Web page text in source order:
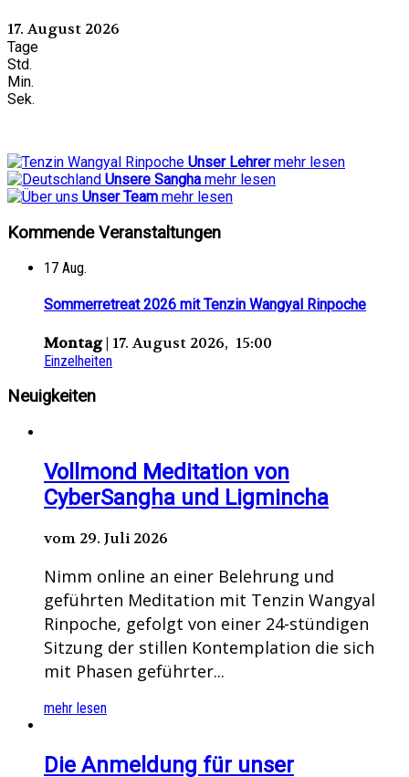
17. August 2026
Tage
Std.
Min.
Sek.
Unser Lehrer mehr lesen
Unsere Sangha mehr lesen
Unser Team mehr lesen
Kommende Veranstaltungen
17 Aug.
Sommerretreat 2026 mit Tenzin Wangyal Rinpoche
Montag| 17. August 2026, 15:00
Einzelheiten
Neuigkeiten
Vollmond Meditation von
CyberSangha und Ligmincha
vom 29. Juli 2026
Nimm online an einer Belehrung und
geführten Meditation mit Tenzin Wangyal
Rinpoche, gefolgt von einer 24-stündigen
Sitzung der stillen Kontemplation die sich
mit Phasen geführter...
mehr lesen
Die Anmeldung für unser